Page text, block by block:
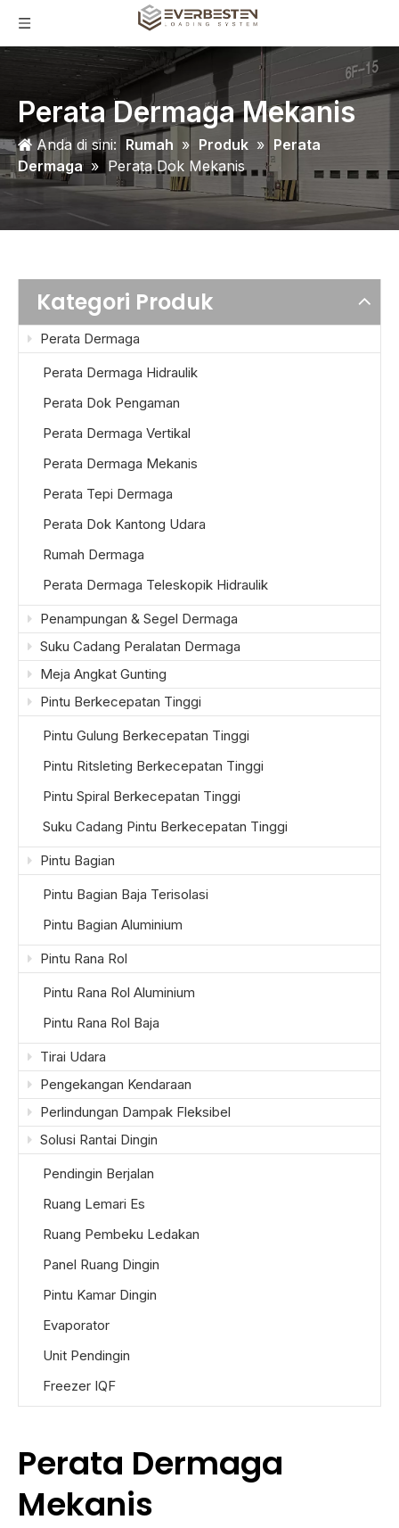
Perata Dermaga Mekanis
Anda di sini: Rumah » Produk » Perata
Dermaga » Perata Dok Mekanis
Kategori Produk
Perata Dermaga
Perata Dermaga Hidraulik
Perata Dok Pengaman
Perata Dermaga Vertikal
Perata Dermaga Mekanis
Perata Tepi Dermaga
Perata Dok Kantong Udara
Rumah Dermaga
Perata Dermaga Teleskopik Hidraulik
Penampungan & Segel Dermaga
Suku Cadang Peralatan Dermaga
Meja Angkat Gunting
Pintu Berkecepatan Tinggi
Pintu Gulung Berkecepatan Tinggi
Pintu Ritsleting Berkecepatan Tinggi
Pintu Spiral Berkecepatan Tinggi
Suku Cadang Pintu Berkecepatan Tinggi
Pintu Bagian
Pintu Bagian Baja Terisolasi
Pintu Bagian Aluminium
Pintu Rana Rol
Pintu Rana Rol Aluminium
Pintu Rana Rol Baja
Tirai Udara
Pengekangan Kendaraan
Perlindungan Dampak Fleksibel
Solusi Rantai Dingin
Pendingin Berjalan
Ruang Lemari Es
Ruang Pembeku Ledakan
Panel Ruang Dingin
Pintu Kamar Dingin
Evaporator
Unit Pendingin
Freezer IQF
Perata Dermaga
Mekanis